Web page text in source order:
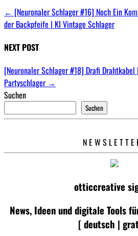
← [Neuronaler Schlager #16] Noch Ein
der Backpfeife | KI Vintage Schlager
NEXT POST
[Neuronaler Schlager #18] Drafi Drahtkabel
Partyschlager →
Suchen
Suchen
N E W S L E T T E
otticcreative
News, Ideen und digitale Tools
[ deutsch |